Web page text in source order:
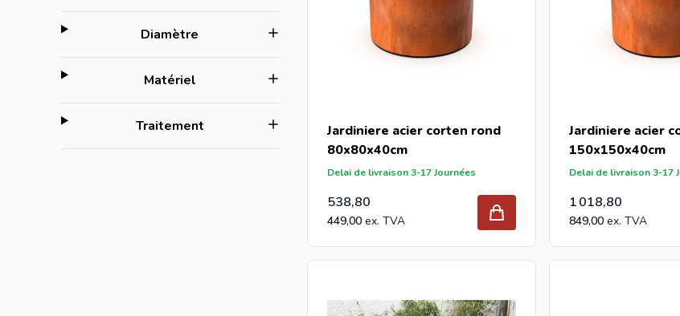
Diamètre
Matérielfilter
Traitementfilter
Jardiniere acier corten rond
80x80x40cm
Delai de livraison 3-17 Journées
538,80
449,00
Jardiniere acier
150x150x40cm
Delai de livraison 3-17
1 018,80
849,00